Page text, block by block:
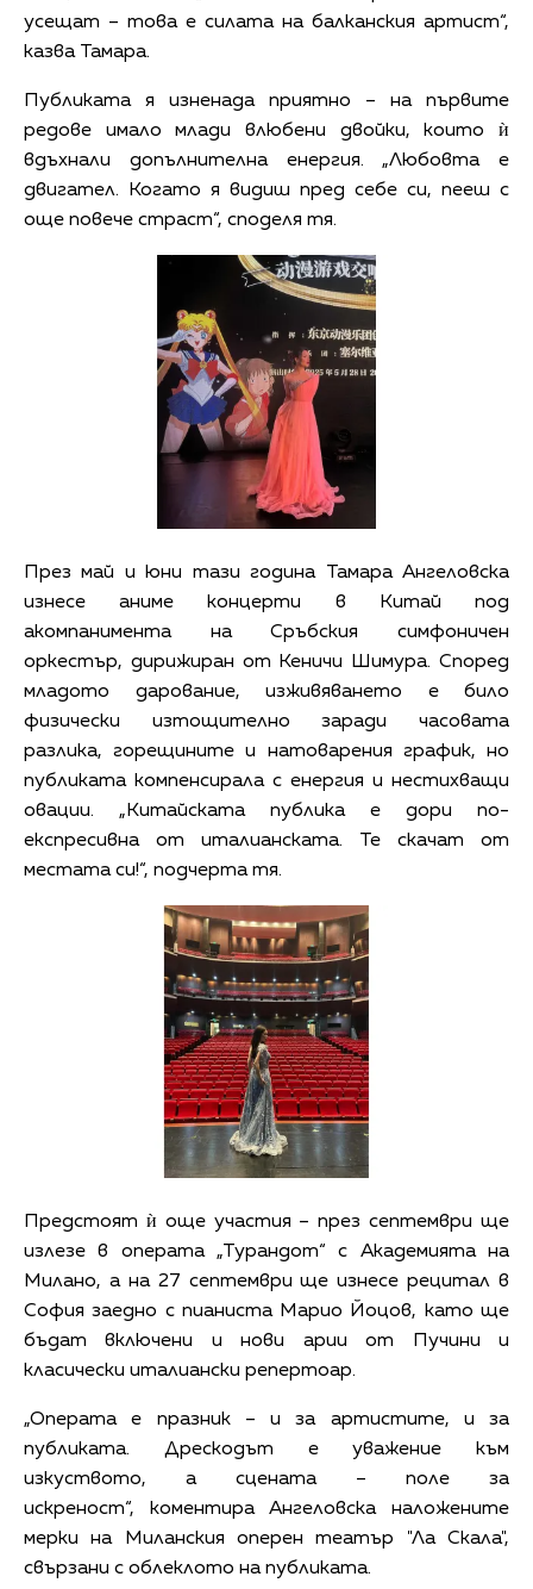
усещат – това е силата на балканския артист“,
казва Тамара.
Публиката я изненада приятно – на първите
редове имало млади влюбени двойки, които ѝ
вдъхнали допълнителна енергия. „Любовта е
двигател. Когато я видиш пред себе си, пееш с
още повече страст“, споделя тя.
През май и юни тази година Тамара Ангеловска
изнесе аниме концерти в Китай под
акомпанимента на Сръбския симфоничен
оркестър, дирижиран от Кеничи Шимура. Според
младото дарование, изживяването е било
физически изтощително заради часовата
разлика, горещините и натоварения график, но
публиката компенсирала с енергия и нестихващи
овации. „Китайската публика е дори по-
експресивна от италианската. Те скачат от
местата си!“, подчерта тя.
Предстоят ѝ още участия – през септември ще
излезе в операта „Турандот“ с Академията на
Милано, а на 27 септември ще изнесе рецитал в
София заедно с пианиста Марио Йоцов, като ще
бъдат включени и нови арии от Пучини и
класически италиански репертоар.
„Операта е празник – и за артистите, и за
публиката. Дрескодът е уважение към
изкуството, а сцената – поле за
искреност“, коментира Ангеловска наложените
мерки на Миланския оперен театър "Ла Скала",
свързани с облеклото на публиката.